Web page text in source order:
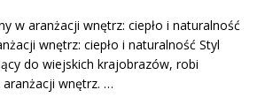
w aranżacji wnętrz: ciepło i naturalność
wnętrz: ciepło i naturalność Styl
do wiejskich krajobrazów, robi
aranżacji wnętrz. …